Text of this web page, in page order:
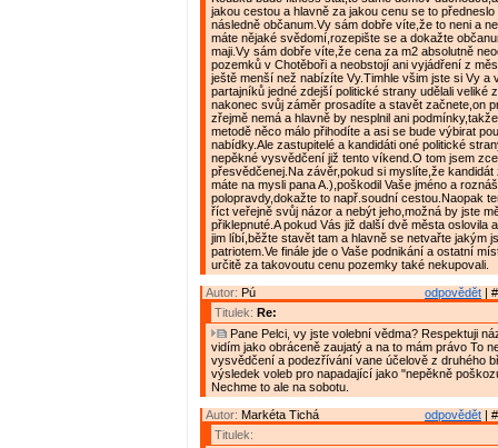
jakou cestou a hlavně za jakou cenu se to předneslo
následně občanum.Vy sám dobře víte,že to neni a
máte nějaké svědomí,rozepište se a dokažte
maji.Vy sám dobře víte,že cena za m2 absolutně
pozemků v Chotěboři a neobstojí ani vyjádření z
ještě menší než nabízíte Vy.Timhle všim jste si Vy a
partajníků jedné zdejší politické strany udělali veliké
nakonec svůj záměr prosadíte a stavět začnete,on
zřejmě nemá a hlavně by nesplnil ani
metodě něco málo přihodíte a asi se bude výbirat
nabídky.Ale zastupitelé a kandidáti oné politické
nepěkné vysvědčení již tento víkend.O tom jsem
přesvědčenej.Na závěr,pokud si myslíte,že kandidát
máte na mysli pana A.),poškodil Vaše jméno a
polopravdy,dokažte to např.soudní cestou.Naopak
říct veřejně svůj názor a nebýt jeho,možná by jste
přiklepnuté.A pokud Vás již další dvě města oslovila
jim líbí,běžte stavět tam a hlavně se netvařte jakým
patriotem.Ve finále jde o Vaše podnikání a ostatní
určitě za takovoutu cenu pozemky také nekupovali.
odpovědět |
Autor: Pú
Titulek: Re:
Pane Pelci, vy jste volební vědma? Respektuji
vidím jako obráceně zaujatý a na to mám právo To
vysvědčení a podezřívání vane účelově z druhého
výsledek voleb pro napadající jako "nepěkně
Nechme to ale na sobotu.
odpovědět |
Autor: Markéta Tichá
Titulek: